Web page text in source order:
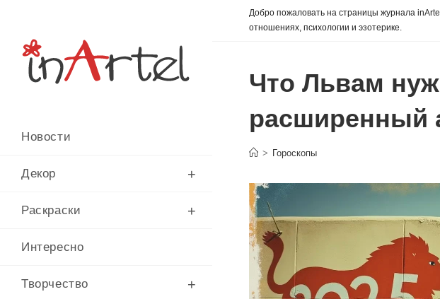
ПерейтиДобро пожаловать на страницы журнала
отношениях, психологии и эзотерике.
Новости
Декор
Раскраски
Интересно
Творчество
Что Львам
расширенный
> Гороскопы